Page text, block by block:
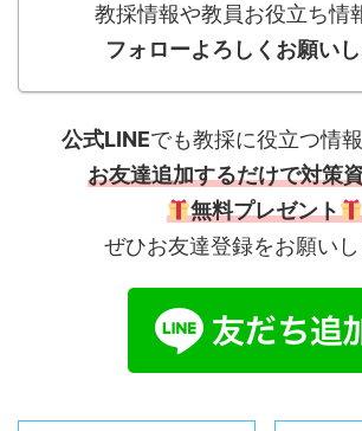
教採情報や教員お役立ち情
フォローよろしくお願いし
公式LINEでも教採に役立つ情報
お友達追加するだけで対策
無料プレゼント
ぜひお友達登録をお願い